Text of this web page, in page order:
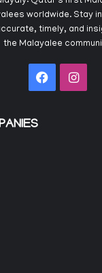
worldwide. Stay
timely, and
the Malayalee
Facebook